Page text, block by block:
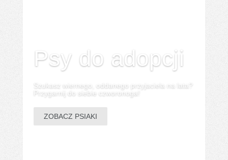
Psy do adopcji
Szukasz wiernego, oddanego przyjaciela na lata?
Przygarnij do siebie czworonoga!
ZOBACZ PSIAKI